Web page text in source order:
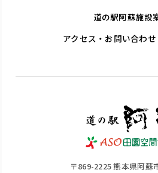
道の駅阿蘇施設
アクセス・お問い合わせ
〒869-2225 熊本県阿蘇